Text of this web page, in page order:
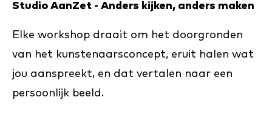
Studio AanZet - Anders kijken, anders maken
Elke workshop draait om het doorgronden
van het kunstenaarsconcept, eruit halen wat
jou aanspreekt, en dat vertalen naar een
persoonlijk beeld.